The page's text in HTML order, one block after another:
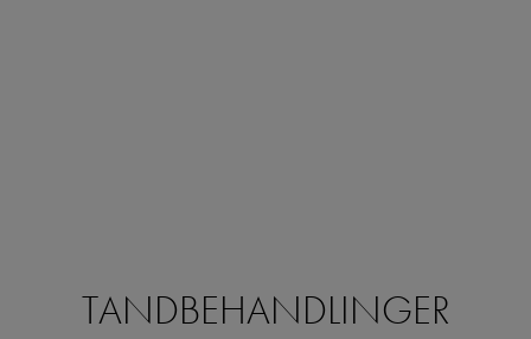
TANDBEHANDLINGER